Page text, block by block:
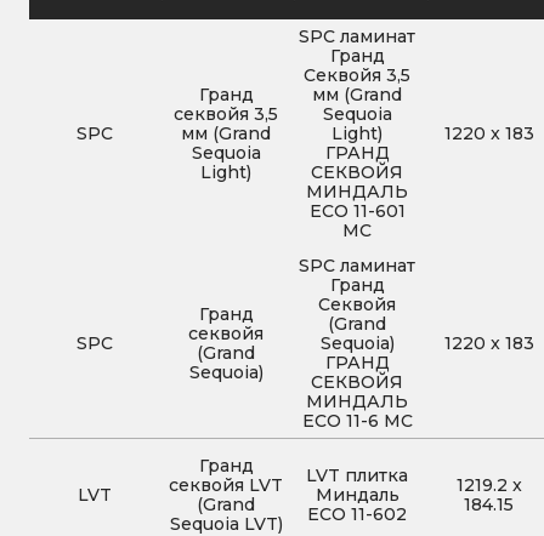
SPC
Гранд
секвойя 3,5
мм (Grand
Sequoia
Light)
SPC ламинат
Гранд
Секвойя 3,5
мм (Grand
Sequoia
Light)
ГРАНД
СЕКВОЙЯ
МИНДАЛЬ
ЕСО 11-601
MC
1220 x 183
SPC
Гранд
секвойя
(Grand
Sequoia)
SPC ламинат
Гранд
Секвойя
(Grand
Sequoia)
ГРАНД
СЕКВОЙЯ
МИНДАЛЬ
ECO 11-6 MC
1220 x 183
LVT
Гранд
секвойя LVT
(Grand
Sequoia LVT)
LVT плитка
Миндаль
ECO 11-602
1219.2 x
184.15